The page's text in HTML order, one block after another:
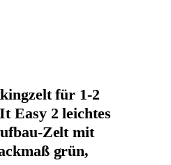
für 1-2
Easy 2 leichtes
Zelt mit
grün,